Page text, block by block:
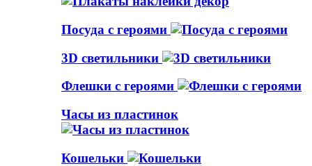
Посуда с героями
3D светильники
Флешки с героями
Часы из пластинок
Кошельки